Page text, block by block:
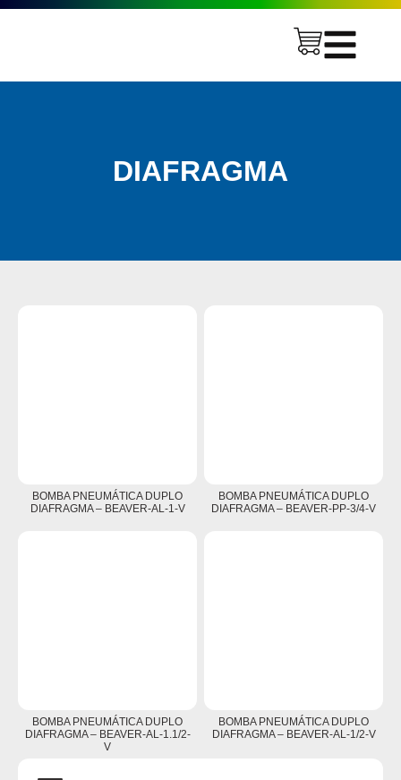
DIAFRAGMA
BOMBA PNEUMÁTICA DUPLO
DIAFRAGMA – BEAVER-AL-1-V
BOMBA PNEUMÁTICA DUPLO
DIAFRAGMA – BEAVER-PP-3/4-V
BOMBA PNEUMÁTICA DUPLO
DIAFRAGMA – BEAVER-AL-1.1/2-
V
BOMBA PNEUMÁTICA DUPLO
DIAFRAGMA – BEAVER-AL-1/2-V